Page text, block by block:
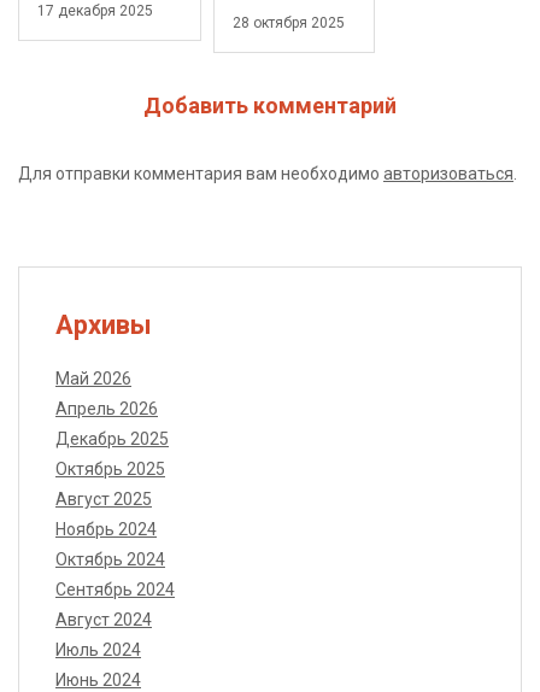
17 декабря 2025
28 октября 2025
Добавить комментарий
Для отправки комментария вам необходимо авторизоваться
Архивы
Май 2026
Апрель 2026
Декабрь 2025
Октябрь 2025
Август 2025
Ноябрь 2024
Октябрь 2024
Сентябрь 2024
Август 2024
Июль 2024
Июнь 2024